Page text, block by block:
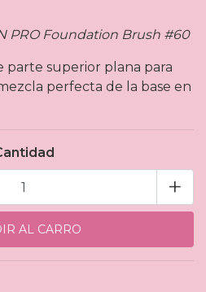
PRO Foundation Brush #60
parte superior plana para
perfecta de la base en
+